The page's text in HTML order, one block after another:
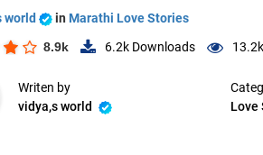
world in Marathi Love Stories
8.9k 6.2k Downloads 13.2k
Writen by
vidya,s world
Love